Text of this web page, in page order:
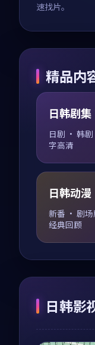
速找片。
精品内
日韩剧集
日剧 · 韩
字高清
日韩动漫
新番 · 剧场
经典回顾
日韩影